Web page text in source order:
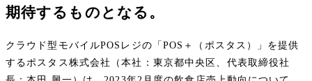
期待するものとなる。
クラウド型モバイルPOSレジの「POS＋（ポスタス）」を提供
するポスタス株式会社（本社：東京都中央区、代表取締役社